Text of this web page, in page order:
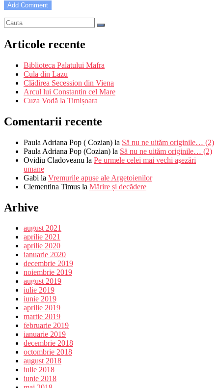
Articole recente
Biblioteca Palatului Mafra
Cula din Lazu
Clădirea Secession din Viena
Arcul lui Constantin cel Mare
Cuza Vodă la Timișoara
Comentarii recente
Paula Adriana Pop ( Cozian) la Să nu ne uităm originile… (2)
Paula Adriana Pop (Cozian) la Să nu ne uităm originile… (2)
Ovidiu Cladoveanu la Pe urmele celei mai vechi aşezări
umane
Gabi la Vremurile apuse ale Argetoienilor
Clementina Timus la Mărire și decădere
Arhive
august 2021
aprilie 2021
aprilie 2020
ianuarie 2020
decembrie 2019
noiembrie 2019
august 2019
iulie 2019
iunie 2019
aprilie 2019
martie 2019
februarie 2019
ianuarie 2019
decembrie 2018
octombrie 2018
august 2018
iulie 2018
iunie 2018